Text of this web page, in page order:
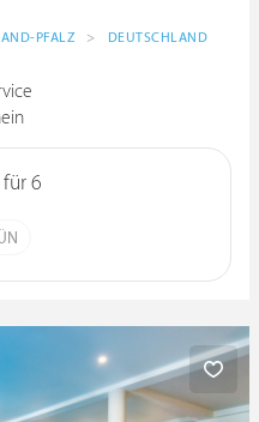
PFALZ > DEUTSCHLAND
6